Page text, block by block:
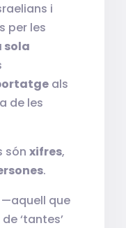
i
per les
sola
als
de les
sónxifres,
.
—aquell que
‘tantes’